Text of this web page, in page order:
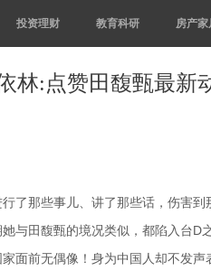
投资理财 教育科研 房产家
林:点赞田馥甄最新
了那些事儿、讲了那些话，伤害
与田馥甄的境况类似，都陷入台D
面前无偶像！身为中国人却不发声